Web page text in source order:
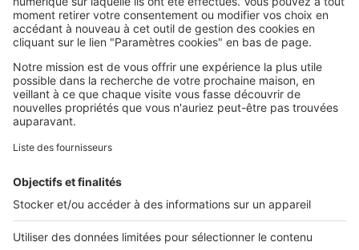
SeLoger c'est aussi
Retrouvez-nous sur ...
L'ENTREPRISE